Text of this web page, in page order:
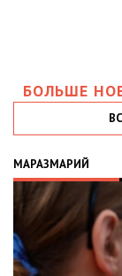
БОЛЬШЕ
МАРАЗМАРИЙ